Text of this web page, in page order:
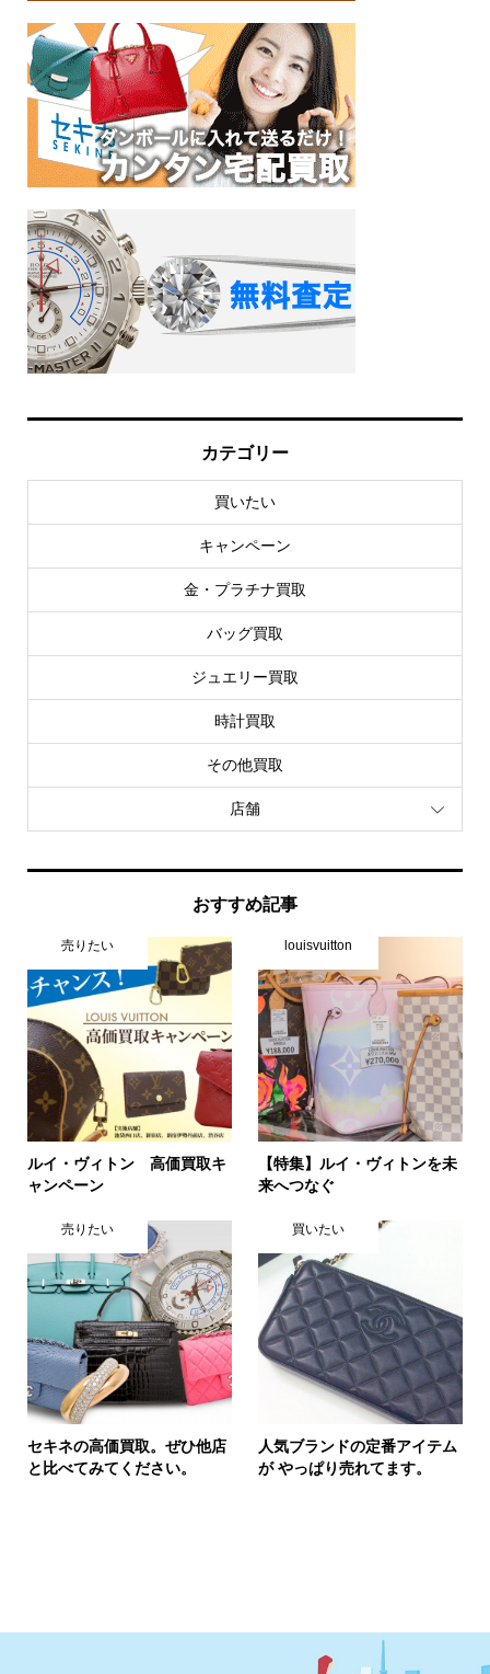
カテゴリー
買いたい
キャンペーン
金・プラチナ買取
バッグ買取
ジュエリー買取
時計買取
その他買取
店舗
おすすめ記事
売りたい
ルイ・ヴィトン 高価買取キ
ャンペーン
louisvuitton
【特集】ルイ・ヴィトンを未
来へつなぐ
売りたい
セキネの高価買取。ぜひ他店
と比べてみてください。
買いたい
人気ブランドの定番アイテム
が やっぱり売れてます。